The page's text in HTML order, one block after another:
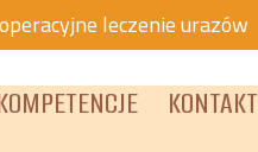
leczenie urazów
KONTAKT